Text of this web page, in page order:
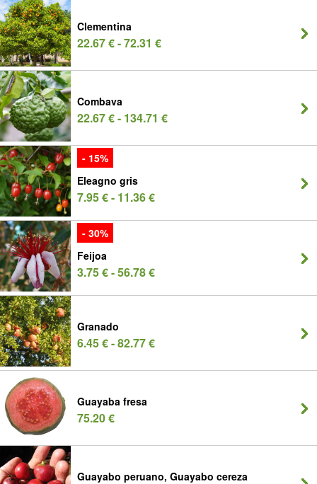
Clementina
22.67 € - 72.31 €
Combava
22.67 € - 134.71 €
- 15%
Eleagno gris
7.95 € - 11.36 €
- 30%
Feijoa
3.75 € - 56.78 €
Granado
6.45 € - 82.77 €
Guayaba fresa
75.20 €
Guayabo peruano, Guayabo cereza